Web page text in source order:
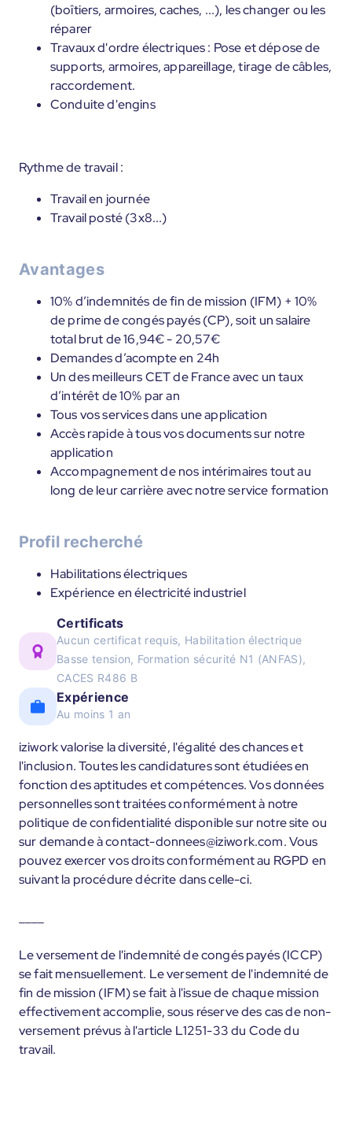
(boîtiers, armoires, caches, ...), les changer ou les
réparer
Travaux d'ordre électriques : Pose et dépose de
supports, armoires, appareillage, tirage de câbles,
raccordement.
Conduite d'engins
Rythme de travail :
Travail en journée
Travail posté (3x8...)
Avantages
10% d’indemnités de fin de mission (IFM) + 10%
de prime de congés payés (CP), soit un salaire
total brut de 16,94€ - 20,57€
Demandes d’acompte en 24h
Un des meilleurs CET de France avec un taux
d’intérêt de 10% par an
Tous vos services dans une application
Accès rapide à tous vos documents sur notre
application
Accompagnement de nos intérimaires tout au
long de leur carrière avec notre service formation
Profil recherché
Habilitations électriques
Expérience en électricité industriel
Certificats
Aucun certificat requis, Habilitation électrique
Basse tension, Formation sécurité N1 (ANFAS),
CACES R486 B
Expérience
Au moins 1 an
iziwork valorise la diversité, l'égalité des chances et
l'inclusion. Toutes les candidatures sont étudiées en
fonction des aptitudes et compétences. Vos données
personnelles sont traitées conformément à notre
politique de confidentialité disponible sur notre site ou
sur demande à contact-donnees@iziwork.com. Vous
pouvez exercer vos droits conformément au RGPD en
suivant la procédure décrite dans celle-ci.
Le versement de l'indemnité de congés payés (ICCP)
se fait mensuellement. Le versement de l'indemnité de
fin de mission (IFM) se fait à l'issue de chaque mission
effectivement accomplie, sous réserve des cas de non-
versement prévus à l'article L1251-33 du Code du
travail.